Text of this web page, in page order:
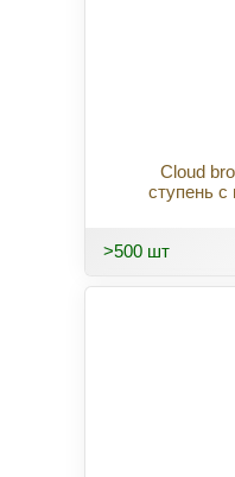
Cloud
ступень с
>500 шт